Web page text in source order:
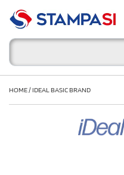
HOME/IDEAL BASIC BRAND